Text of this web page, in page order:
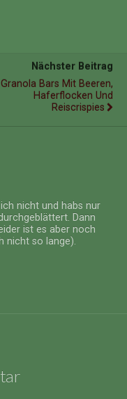
Nächster Beitrag
Granola Bars Mit Beeren,
Haferflocken Und
Reiscrispies
nicht und habs nur
Dann
ist es aber noch
nicht so lange).